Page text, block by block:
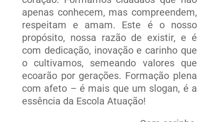
apenas conhecem, mas compreendem,
respeitam e amam. Este é o nosso
propósito, nossa razão de existir, e é
com dedicação, inovação e carinho que
o cultivamos, semeando valores que
ecoarão por gerações. Formação plena
com afeto – é mais que um slogan, é a
essência da Escola Atuação!